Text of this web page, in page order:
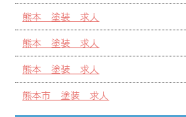
熊本 塗装 求人
熊本 塗装 求人
熊本 塗装 求人
熊本市 塗装 求人